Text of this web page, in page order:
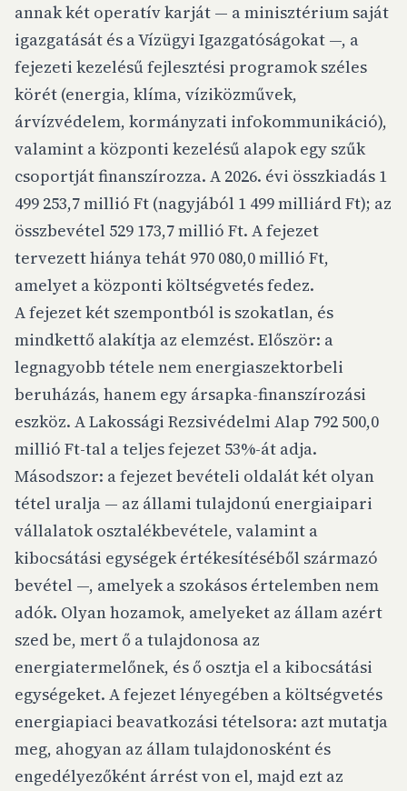
annak két operatív karját — a minisztérium saját
igazgatását és a Vízügyi Igazgatóságokat —, a
fejezeti kezelésű fejlesztési programok széles
körét (energia, klíma, víziközművek,
árvízvédelem, kormányzati infokommunikáció),
valamint a központi kezelésű alapok egy szűk
csoportját finanszírozza. A 2026. évi összkiadás 1
499 253,7 millió Ft (nagyjából 1 499 milliárd Ft); az
összbevétel 529 173,7 millió Ft. A fejezet
tervezett hiánya tehát 970 080,0 millió Ft,
amelyet a központi költségvetés fedez.
A fejezet két szempontból is szokatlan, és
mindkettő alakítja az elemzést. Először: a
legnagyobb tétele nem energiaszektorbeli
beruházás, hanem egy ársapka-finanszírozási
eszköz. A Lakossági Rezsivédelmi Alap 792 500,0
millió Ft-tal a teljes fejezet 53%-át adja.
Másodszor: a fejezet bevételi oldalát két olyan
tétel uralja — az állami tulajdonú energiaipari
vállalatok osztalékbevétele, valamint a
kibocsátási egységek értékesítéséből származó
bevétel —, amelyek a szokásos értelemben nem
adók. Olyan hozamok, amelyeket az állam azért
szed be, mert ő a tulajdonosa az
energiatermelőnek, és ő osztja el a kibocsátási
egységeket. A fejezet lényegében a költségvetés
energiapiaci beavatkozási tételsora: azt mutatja
meg, ahogyan az állam tulajdonosként és
engedélyezőként árrést von el, majd ezt az